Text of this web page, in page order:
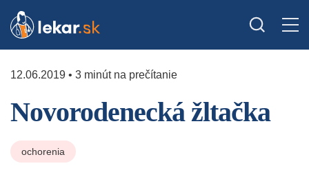
12.06.2019 • 3 minút na prečítanie
Novorodenecká žltačka
ochorenia